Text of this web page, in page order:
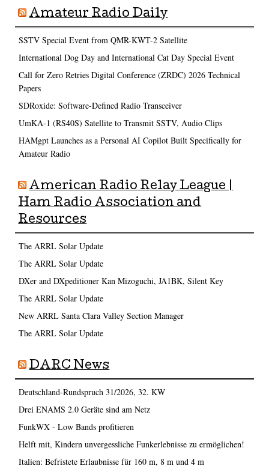
Amateur Radio Daily
SSTV Special Event from QMR-KWT-2 Satellite
International Dog Day and International Cat Day Special Event
Call for Zero Retries Digital Conference (ZRDC) 2026 Technical
Papers
SDRoxide: Software-Defined Radio Transceiver
UmKA-1 (RS40S) Satellite to Transmit SSTV, Audio Clips
HAMgpt Launches as a Personal AI Copilot Built Specifically for
Amateur Radio
American Radio Relay League |
Ham Radio Association and
Resources
The ARRL Solar Update
The ARRL Solar Update
DXer and DXpeditioner Kan Mizoguchi, JA1BK, Silent Key
The ARRL Solar Update
New ARRL Santa Clara Valley Section Manager
The ARRL Solar Update
DARC News
Deutschland-Rundspruch 31/2026, 32. KW
Drei ENAMS 2.0 Geräte sind am Netz
FunkWX - Low Bands profitieren
Helft mit, Kindern unvergessliche Funkerlebnisse zu ermöglichen!
Italien: Befristete Erlaubnisse für 160 m, 8 m und 4 m